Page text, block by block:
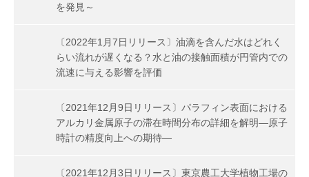
を発見～
〔2022年1月7日リリース〕油滴を含んだ水はどれく
らい流れが遅くなる？水と油の接触面積が円管内での
流速に与える影響を評価
〔2021年12月9日リリース〕パラフィン表面における
アルカリ金属原子の滞在時間分布の詳細を解明―原子
時計の精度向上への期待―
〔2021年12月3日リリース〕東京農工大学植物工場の